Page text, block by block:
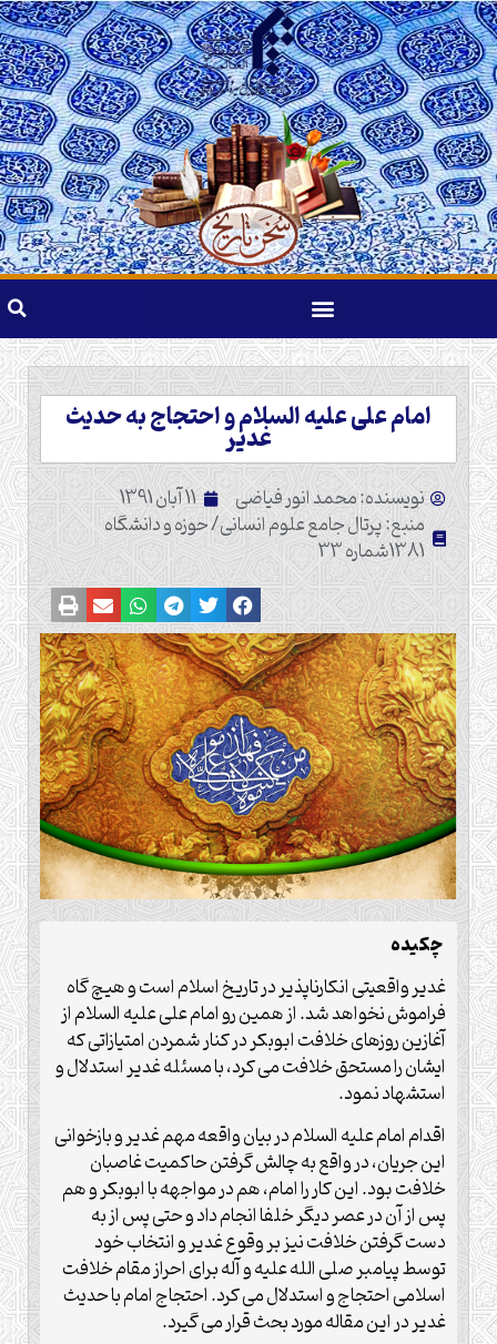
امام علی علیه السلام و احتجاج به حدیث
غدیر
نویسنده: محمد انور فیاضی 11 آبان 1391
منبع: پرتال جامع علوم انسانی/ حوزه و دانشگاه
1381شماره 33
چکیده
غدیر واقعیتی انکارناپذیر در تاریخ اسلام است و هیچ گاه
فراموش نخواهد شد. از همین رو امام علی علیه السلام از
آغازین روزهای خلافت ابوبکر در کنار شمردن امتیازاتی که
ایشان را مستحق خلافت می کرد، با مسئله غدیر استدلال و
استشهاد نمود.
اقدام امام علیه السلام در بیان واقعه مهم غدیر و بازخوانی
این جریان، در واقع به چالش گرفتن حاکمیت غاصبان
خلافت بود. این کار را امام، هم در مواجهه با ابوبکر و هم
پس از آن در عصر دیگر خلفا انجام داد و حتی پس از به
دست گرفتن خلافت نیز بر وقوع غدیر و انتخاب خود
توسط پیامبر صلی الله علیه و آله برای احراز مقام خلافت
اسلامی احتجاج و استدلال می کرد. احتجاج امام با حدیث
غدیر در این مقاله مورد بحث قرار می گیرد.